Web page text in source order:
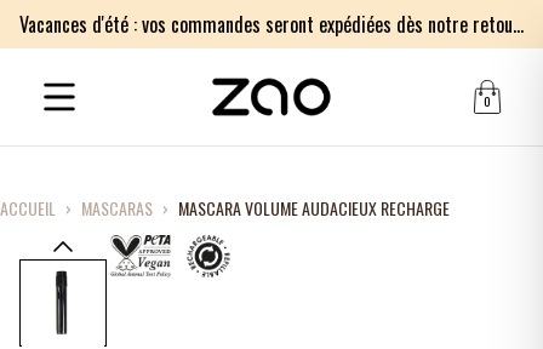
Vacances d'été : vos commandes seront expédiées dès notre retour le lundi 17 août. Merci pour votre patience.
0
ACCUEIL › MASCARAS › MASCARA VOLUME AUDACIEUX RECHARGE